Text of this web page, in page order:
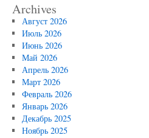
Archives
Август 2026
Июль 2026
Июнь 2026
Май 2026
Апрель 2026
Март 2026
Февраль 2026
Январь 2026
Декабрь 2025
Ноябрь 2025